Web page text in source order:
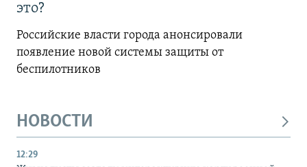
это?
Российские власти города анонсировали
появление новой системы защиты от
беспилотников
НОВОСТИ
12:29